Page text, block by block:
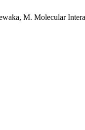
M. Molecular